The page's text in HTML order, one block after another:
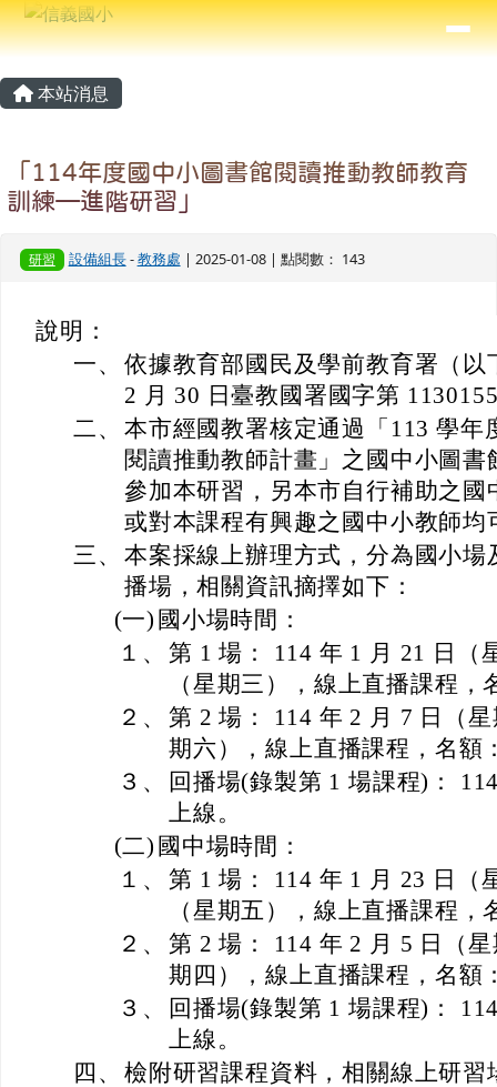
跳至主內容區
信義國小
⏸
導覽列
主內容區域
本站消息
「114年度國中小圖書館閱讀推動教師教育
訓練—進階研習」
研習 設備組長-教務處 | 2025-01-08 | 點閱數： 143
說明：
一、 依據教育部國民及學前教育署（以
2 月 30 日臺教國署國字第
二、 本市經國教署核定通過「113 學年
閱讀推動教師計畫」之國中小圖
參加本研習，另本市自行補助之
或對本課程有興趣之國中小教師均
三、 本案採線上辦理方式，分為國小場
播場，相關資訊摘擇如下：
(一) 國小場時間：
１、 第 1 場： 114 年 1 月 21 日（
（星期三），線上直播課程，
２、 第 2 場： 114 年 2 月 7 日（
期六），線上直播課程，名額
３、
回播場(錄製第 1 場課程)：
上線。
(二) 國中場時間：
１、 第 1 場： 114 年 1 月 23 日（
（星期五），線上直播課程，
２、 第 2 場： 114 年 2 月 5 日（
期四），線上直播課程，名額
３、
回播場(錄製第 1 場課程)：
上線。
四、 檢附研習課程資料，相關線上研
頁尾區域